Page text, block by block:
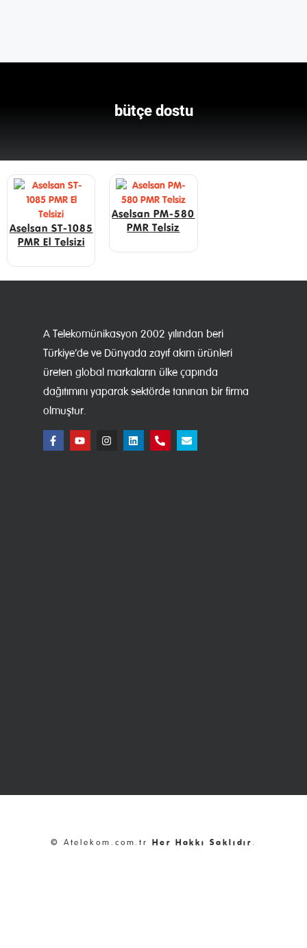
bütçe dostu
Aselsan ST-1085
PMR El Telsizi
Aselsan PM-580
PMR Telsiz
A Telekomünikasyon 2002 yılından beri
Türkiye’de ve Dünyada zayıf akım ürünleri
üreten global markaların ülke çapında
dağıtımını yaparak sektörde tanınan bir firma
olmuştur.
© Atelekom.com.trHer Hakkı Saklıdır .